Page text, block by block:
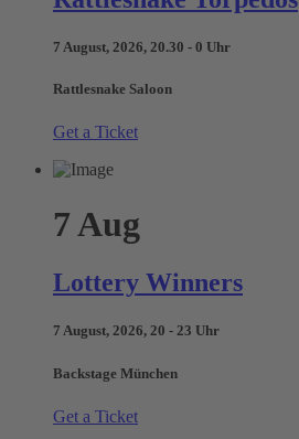
7 August, 2026, 20.30 - 0 Uhr
Rattlesnake Saloon
Get a Ticket
7 Aug
Lottery Winners
7 August, 2026, 20 - 23 Uhr
Backstage München
Get a Ticket